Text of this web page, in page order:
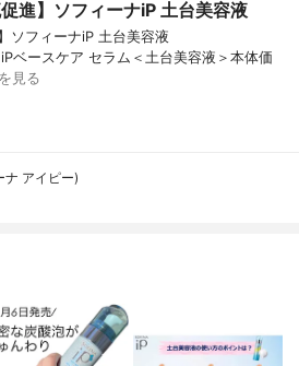
進】ソフィーナiP 土台美容液
ソフィーナiP 土台美容液
ースケア セラム＜土台美容液＞本体価
見る
ナ アイピー)